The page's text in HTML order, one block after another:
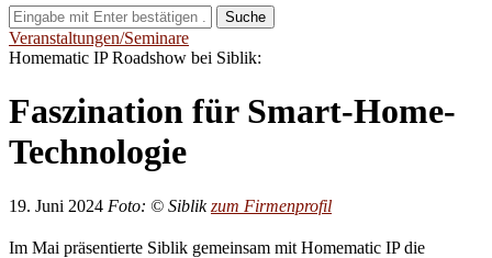
Suche
Veranstaltungen/Seminare
Homematic IP Roadshow bei Siblik:
Faszination für Smart-Home-
Technologie
19. Juni 2024 Foto: © Siblik zum Firmenprofil
Im Mai präsentierte Siblik gemeinsam mit Homematic IP die